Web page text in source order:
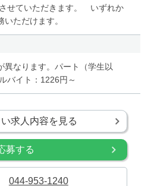
せていただきます。 いずれか
ただけます。
異なります。パート（学生以
バイト：1226円～
求人内容を見る
募する
044-953-1240